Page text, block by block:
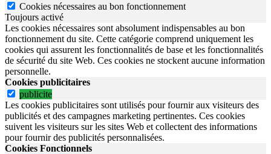
Cookies nécessaires au bon fonctionnement
Toujours activé
Les cookies nécessaires sont absolument indispensables au bon
fonctionnement du site. Cette catégorie comprend uniquement les
cookies qui assurent les fonctionnalités de base et les fonctionnalités
de sécurité du site Web. Ces cookies ne stockent aucune information
personnelle.
Cookies publicitaires
publicite
Les cookies publicitaires sont utilisés pour fournir aux visiteurs des
publicités et des campagnes marketing pertinentes. Ces cookies
suivent les visiteurs sur les sites Web et collectent des informations
pour fournir des publicités personnalisées.
Cookies Fonctionnels